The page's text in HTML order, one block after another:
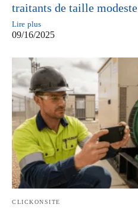
traitants de taille modeste
Lire plus
09/16/2025
CLICKONSITE